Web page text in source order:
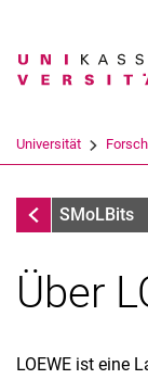
Suchbegriff
Universität
Forschung
SMoLBits
Über
LOEWE ist eine